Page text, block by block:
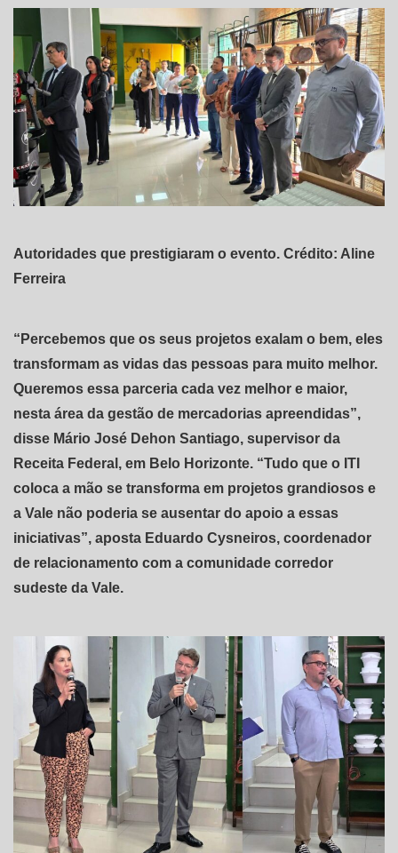
Autoridades que prestigiaram o evento. Crédito: Aline
Ferreira
“Percebemos que os seus projetos exalam o bem, eles
transformam as vidas das pessoas para muito melhor.
Queremos essa parceria cada vez melhor e maior,
nesta área da gestão de mercadorias apreendidas”,
disse Mário José Dehon Santiago, supervisor da
Receita Federal, em Belo Horizonte. “Tudo que o ITI
coloca a mão se transforma em projetos grandiosos e
a Vale não poderia se ausentar do apoio a essas
iniciativas”, aposta Eduardo Cysneiros, coordenador
de relacionamento com a comunidade corredor
sudeste da Vale.